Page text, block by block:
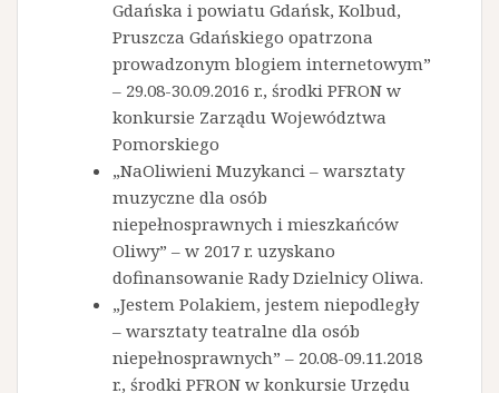
Gdańska i powiatu Gdańsk, Kolbud,
Pruszcza Gdańskiego opatrzona
prowadzonym blogiem internetowym”
– 29.08-30.09.2016 r., środki PFRON w
konkursie Zarządu Województwa
Pomorskiego
„NaOliwieni Muzykanci – warsztaty
muzyczne dla osób
niepełnosprawnych i mieszkańców
Oliwy” – w 2017 r. uzyskano
dofinansowanie Rady Dzielnicy Oliwa.
„Jestem Polakiem, jestem niepodległy
– warsztaty teatralne dla osób
niepełnosprawnych” – 20.08-09.11.2018
r., środki PFRON w konkursie Urzędu